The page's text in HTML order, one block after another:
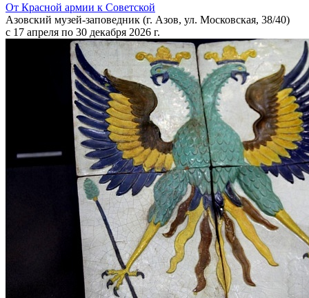
От Красной армии к Советской
Азовский музей-заповедник (г. Азов, ул. Московская, 38/40)
с 17 апреля по 30 декабря 2026 г.